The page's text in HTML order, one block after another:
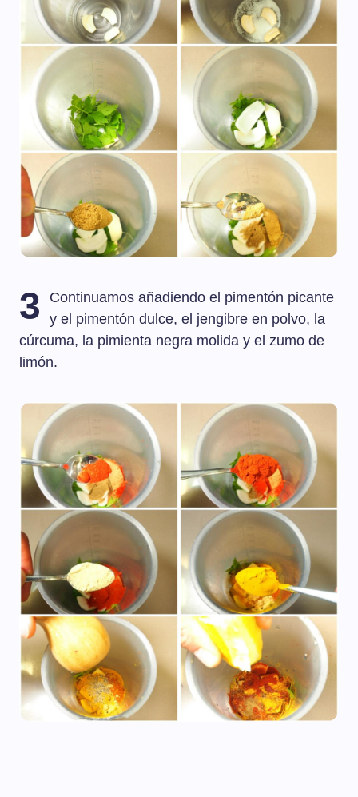
3
Continuamos añadiendo el pimentón picante
y el pimentón dulce, el jengibre en polvo, la
cúrcuma, la pimienta negra molida y el zumo de
limón.